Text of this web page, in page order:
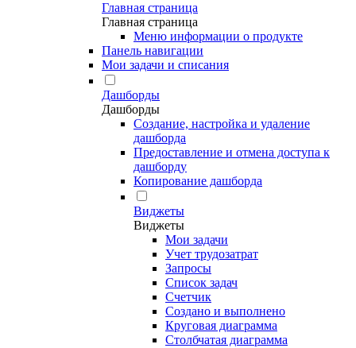
Главная страница
Главная страница
Меню информации о продукте
Панель навигации
Мои задачи и списания
Дашборды
Дашборды
Создание, настройка и удаление
дашборда
Предоставление и отмена доступа к
дашборду
Копирование дашборда
Виджеты
Виджеты
Мои задачи
Учет трудозатрат
Запросы
Список задач
Счетчик
Создано и выполнено
Круговая диаграмма
Столбчатая диаграмма